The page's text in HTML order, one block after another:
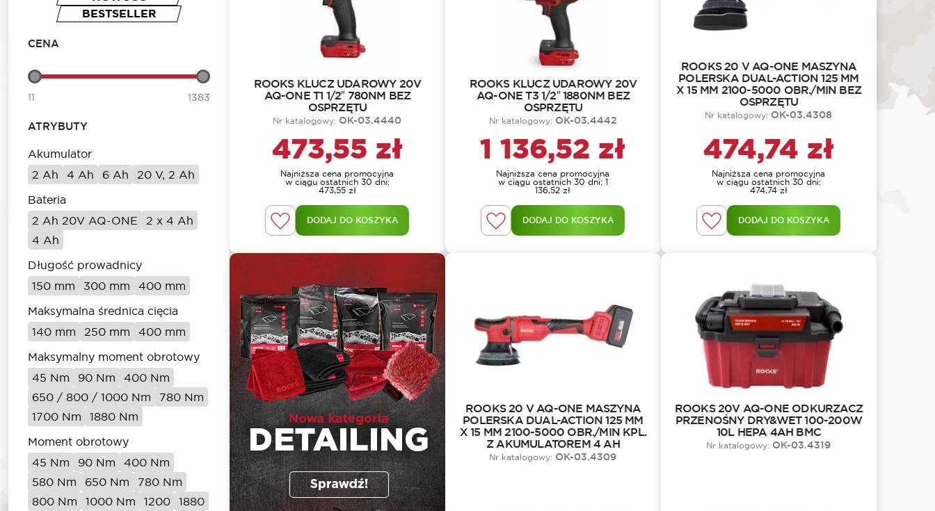
BESTSELLER
CENA
11 1383
ATRYBUTY
Akumulator
2 Ah
4 Ah 6 Ah
20 V, 2 Ah
Bateria
2 Ah 20V AQ-ONE
2 x 4 Ah
4 Ah
Długość prowadnicy
150 mm
300 mm
400 mm
Maksymalna średnica cięcia
140 mm
250 mm
400 mm
Maksymalny moment obrotowy
45 Nm
90 Nm
400 Nm
650 / 800 / 1000 Nm
780 Nm
1700 Nm
1880 Nm
Moment obrotowy
45 Nm
90 Nm
400 Nm
580 Nm
650 Nm
780 Nm
800 Nm
1000 Nm 1200 1880
ROOKS KLUCZ UDAROWY 20V
AQ-ONE T1 1/2″ 780NM BEZ
OSPRZĘTU
Nr katalogowy: OK-03.4440
473,55 zł
Najniższa cena promocyjna
w ciągu ostatnich 30 dni:
473,55 zł
DODAJ DO KOSZYKA
ROOKS KLUCZ UDAROWY 20V
AQ-ONE T3 1/2″ 1880NM BEZ
OSPRZĘTU
Nr katalogowy: OK-03.4442
1 136,52 zł
Najniższa cena promocyjna
w ciągu ostatnich 30 dni: 1
136,52zł
DODAJ DO KOSZYKA
ROOKS 20 V AQ-ONE MASZYNA
POLERSKA DUAL-ACTION 125 MM
X 15 MM 2100-5000 OBR./MIN BEZ
OSPRZĘTU
Nr katalogowy: OK-03.4308
474,74 zł
Najniższa cena promocyjna
w ciągu ostatnich 30 dni:
474,74 zł
DODAJ DO KOSZYKA
ROOKS 20 V AQ-ONE MASZYNA
POLERSKA DUAL-ACTION 125 MM
X 15 MM 2100-5000 OBR./MIN KPL.
Z AKUMULATOREM 4 AH
Nr katalogowy: OK-03.4309
ROOKS 20V AQ-ONE ODKURZACZ
PRZENOŚNY DRY&WET 100-200W
10L HEPA 4AH BMC
Nr katalogowy: OK-03.4319